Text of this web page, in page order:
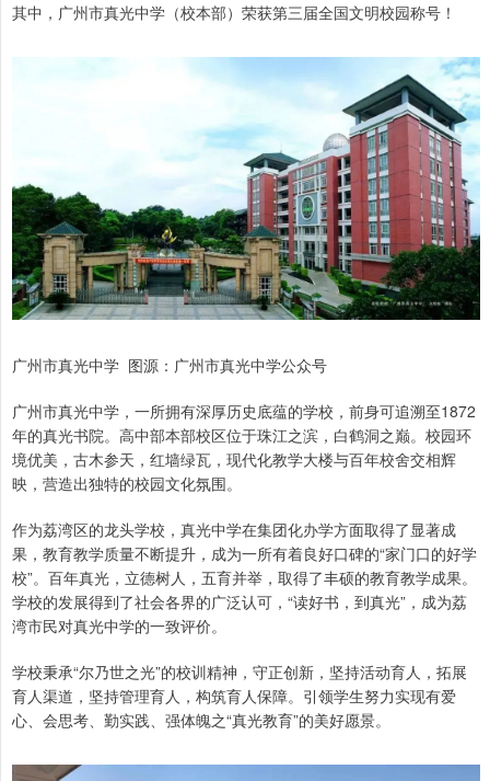
其中，广州市真光中学（校本部）荣获第三届全国文明校园称号！
广州市真光中学 图源：广州市真光中学公众号
广州市真光中学，一所拥有深厚历史底蕴的学校，前身可追溯至1872
年的真光书院。高中部本部校区位于珠江之滨，白鹤洞之巅。校园环
境优美，古木参天，红墙绿瓦，现代化教学大楼与百年校舍交相辉
映，营造出独特的校园文化氛围。
作为荔湾区的龙头学校，真光中学在集团化办学方面取得了显著成
果，教育教学质量不断提升，成为一所有着良好口碑的“家门口的好学
校”。百年真光，立德树人，五育并举，取得了丰硕的教育教学成果。
学校的发展得到了社会各界的广泛认可，“读好书，到真光”，成为荔
湾市民对真光中学的一致评价。
学校秉承“尔乃世之光”的校训精神，守正创新，坚持活动育人，拓展
育人渠道，坚持管理育人，构筑育人保障。引领学生努力实现有爱
心、会思考、勤实践、强体魄之“真光教育”的美好愿景。